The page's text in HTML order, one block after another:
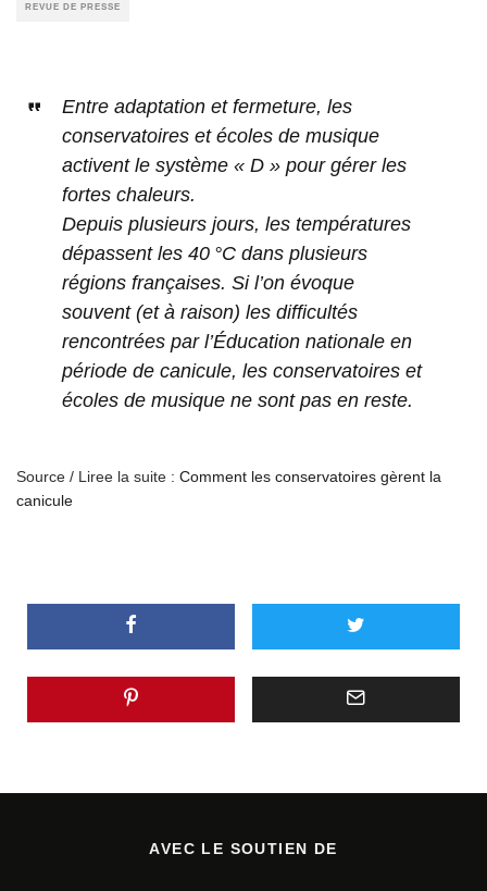
REVUE DE PRESSE
Entre adaptation et fermeture, les
conservatoires et écoles de musique
activent le système « D » pour gérer les
fortes chaleurs.
Depuis plusieurs jours, les températures
dépassent les 40 °C dans plusieurs
régions françaises. Si l’on évoque
souvent (et à raison) les difficultés
rencontrées par l’Éducation nationale en
période de canicule, les conservatoires et
écoles de musique ne sont pas en reste.
Source / Liree la suite : Comment les conservatoires gèrent la
canicule
AVEC LE SOUTIEN DE